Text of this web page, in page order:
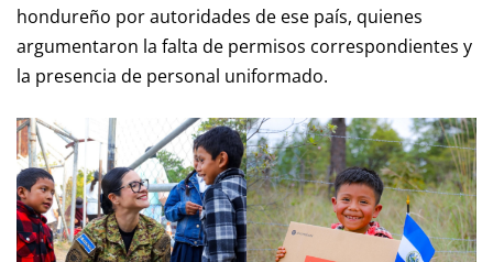
hondureño por autoridades de ese país, quienes
argumentaron la falta de permisos correspondientes y
la presencia de personal uniformado.